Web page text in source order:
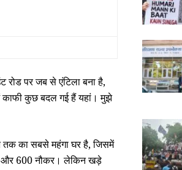
रोड पर जब से एंटिला बना है,
कुछ बदल गई हैंयहां। मुझे
तक का सबसे महंगा घर है, जिसमें
और 600 नौकर। लेकिन खड़े